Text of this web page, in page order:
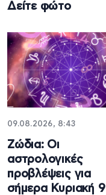
Δείτε φώτο
09.08.2026, 8:43
Ζώδια: Οι
αστρολογικές
προβλέψεις για
σήμερα Κυριακή 9